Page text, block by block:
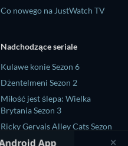
Co nowego na JustWatch TV
Nadchodzące seriale
Kulawe konie Sezon 6
Dżentelmeni Sezon 2
Miłość jest ślepa: Wielka
Brytania Sezon 3
Ricky Gervais Alley Cats Sezon
1